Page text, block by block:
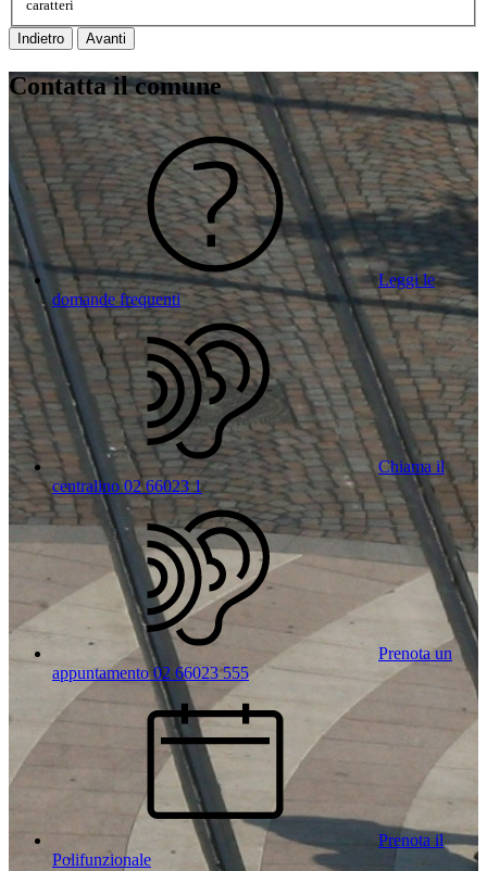
caratteri
Indietro Avanti
Contatta il comune
Leggi le
domande frequenti
Chiama il
centralino 02 66023 1
Prenota un
appuntamento 02 66023 555
Prenota il
Polifunzionale